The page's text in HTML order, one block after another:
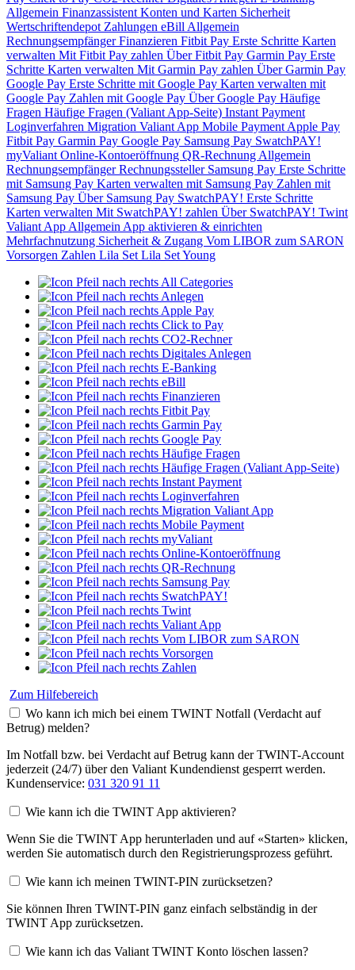
Allgemein Finanzassistent Konten und Karten Sicherheit
Wertschriftendepot Zahlungen eBill Allgemein
RechnungsempfängerFinanzieren Fitbit Pay Erste Schritte Karten
verwalten Mit Fitbit Pay zahlen Über Fitbit Pay Garmin Pay Erste
Schritte Karten verwalten Mit Garmin Pay zahlen Über Garmin Pay
Google Pay Erste Schritte mit Google Pay Karten verwalten mit
Google Pay Zahlen mit Google Pay Über Google Pay Häufige
Fragen Häufige Fragen (Valiant App-Seite) Instant Payment
Loginverfahren Migration Valiant App Mobile Payment Apple Pay
Fitbit Pay Garmin Pay Google Pay Samsung Pay SwatchPAY!
myValiant Online-Kontoeröffnung QR-Rechnung Allgemein
RechnungsempfängerRechnungssteller Samsung Pay Erste Schritte
mit Samsung Pay Karten verwalten mit Samsung Pay Zahlen mit
Samsung Pay Über Samsung Pay SwatchPAY! Erste Schritte
Karten verwalten Mit SwatchPAY! zahlen Über SwatchPAY! Twint
Valiant App Allgemein App aktivieren & einrichten
Mehrfachnutzung Sicherheit & Zugang Vom LIBOR zum SARON
Vorsorgen Zahlen Lila Set Lila Set Young
All Categories
Anlegen
Apple Pay
Click to Pay
CO2-Rechner
Digitales Anlegen
E-Banking
eBill
Finanzieren
Fitbit Pay
Garmin Pay
Google Pay
Häufige Fragen
Häufige Fragen (Valiant App-Seite)
Instant Payment
Loginverfahren
Migration Valiant App
Mobile Payment
myValiant
Online-Kontoeröffnung
QR-Rechnung
Samsung Pay
SwatchPAY!
Twint
Valiant App
Vom LIBOR zum SARON
Vorsorgen
Zahlen
Zum Hilfebereich
Wo kann ich mich bei einem TWINT Notfall (Verdacht auf
Betrug) melden?
Im Notfall bzw. bei Verdacht auf Betrug kann der TWINT-Account
jederzeit (24/7) über den Valiant Kundendienst gesperrt werden.
Kundenservice: 031 320 91 11
Wie kann ich die TWINT App aktivieren?
Wenn Sie die TWINT App herunterladen und auf «Starten» klicken,
werden Sie automatisch durch den Registrierungsprozess geführt.
Wie kann ich meinen TWINT-PIN zurücksetzen?
Sie können Ihren TWINT-PIN ganz einfach selbständig in der
TWINT App zurücksetzen.
Wie kann ich das Valiant TWINT Konto löschen lassen?